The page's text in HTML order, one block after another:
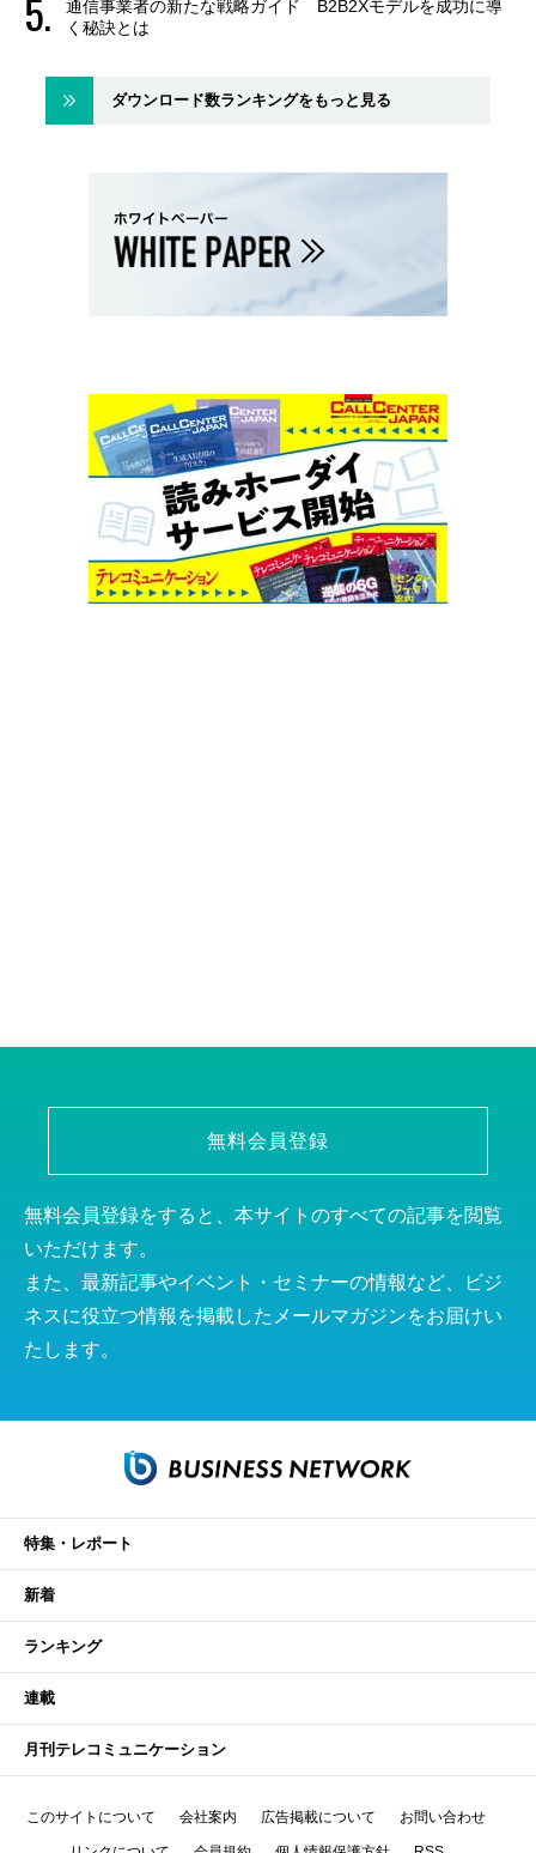
通信事業者の新たな戦略ガイド B2B2Xモデルを成功に導
く秘訣とは
ダウンロード数ランキングをもっと見る
無料会員登録
無料会員登録をすると、本サイトのすべての記事を閲覧
いただけます。
また、最新記事やイベント・セミナーの情報など、ビジ
ネスに役立つ情報を掲載したメールマガジンをお届けい
たします。
特集・レポート
新着
ランキング
連載
月刊テレコミュニケーション
このサイトについて 会社案内 広告掲載について お問い合わせ